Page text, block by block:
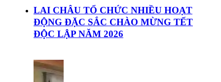
LAI CHÂU TỔ CHỨC NHIỀU HOẠT
ĐỘNG ĐẶC SẮC CHÀO MỪNG TẾT
ĐỘC LẬP NĂM 2026